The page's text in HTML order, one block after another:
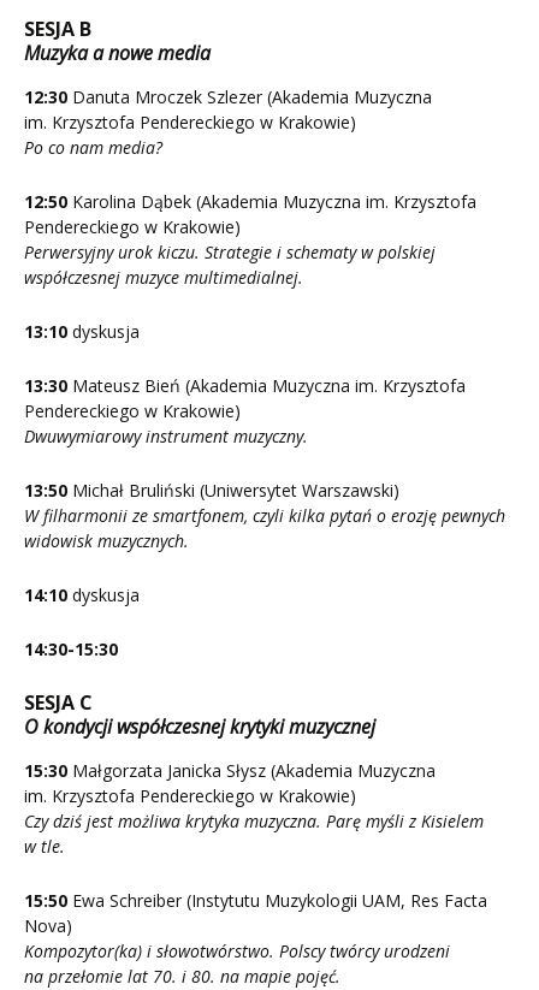
SESJA B
Muzyka a nowe media
12:30 Danuta Mroczek Szlezer (Akademia Muzyczna
im. Krzysztofa Pendereckiego w Krakowie)
Po co nam media?
12:50 Karolina Dąbek (Akademia Muzyczna im. Krzysztofa
Pendereckiego w Krakowie)
Perwersyjny urok kiczu. Strategie i schematy w polskiej
współczesnej muzyce multimedialnej.
13:10 dyskusja
13:30 Mateusz Bień (Akademia Muzyczna im. Krzysztofa
Pendereckiego w Krakowie)
Dwuwymiarowy instrument muzyczny.
13:50 Michał Bruliński (Uniwersytet Warszawski)
W filharmonii ze smartfonem, czyli kilka pytań o erozję pewnych
widowisk muzycznych.
14:10 dyskusja
14:30-15:30
SESJA C
O kondycji współczesnej krytyki muzycznej
15:30 Małgorzata Janicka Słysz (Akademia Muzyczna
im. Krzysztofa Pendereckiego w Krakowie)
Czy dziś jest możliwa krytyka muzyczna. Parę myśli z Kisielem
w tle.
15:50 Ewa Schreiber (Instytutu Muzykologii UAM, Res Facta
Nova)
Kompozytor(ka) i słowotwórstwo. Polscy twórcy urodzeni
na przełomie lat 70. i 80. na mapie pojęć.